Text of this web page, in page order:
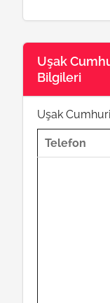
Uşak
Bilgileri
Uşak
Telefon